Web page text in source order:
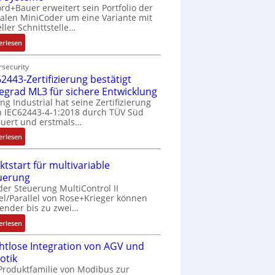
erweitert sein Portfolio der
MiniCoder um eine Variante mit
Schnittstelle…
:
E
i
n
f
a
c
h
e
S
n
s
o
r
-
I
t
Zertifizierung bestätigt
ML3 für sichere Entwicklung
Industrial hat seine Zertifizierung
IEC62443-4-1:2018 durch TÜV Süd
und erstmals…
:
I
C
6
2
4
4
3
Z
e
für multivariable
Steuerung MultiControl II
Parallel von Rose+Krieger können
bis zu zwei…
:
M
a
k
Integration von AGV und
von Modibus zur